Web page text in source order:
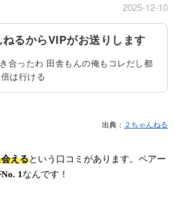
2025-12-10
るからVIPがお送りします
合ったわ 田舎もんの俺もコレだし都
は行ける
出典： ２ちゃんねる
えるという口コミがあります。ペアー
No. 1 なんです！